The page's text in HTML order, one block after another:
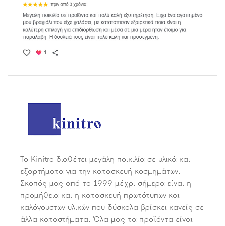
Το Kinitro διαθέτει μεγάλη ποικιλία σε υλικά και
εξαρτήματα για την κατασκευή κοσμημάτων.
Σκοπός μας από το 1999 μέχρι σήμερα είναι η
προμήθεια και η κατασκευή πρωτότυπων και
καλόγουστων υλικών που δύσκολα βρίσκει κανείς σε
άλλα καταστήματα. Όλα μας τα προϊόντα είναι